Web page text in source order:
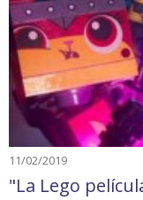
11/02/2019
"La Lego